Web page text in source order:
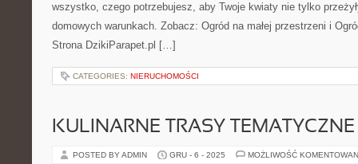
wszystko, czego potrzebujesz, aby Twoje kwiaty nie tylko
domowych warunkach. Zobacz: Ogród na małej przestrzeni i
Strona DzikiParapet.pl […]
CATEGORIES: NIERUCHOMOŚCI
KULINARNE TRASY TEMATYCZNE
POSTED BY ADMIN GRU - 6 - 2025 MOŻLIWOŚĆ